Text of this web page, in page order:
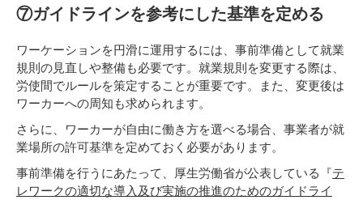
⑦ガイドラインを参考にした基準を定める
ワーケーションを円滑に運用するには、事前準備として就業
規則の見直しや整備も必要です。就業規則を変更する際は、
労使間でルールを策定することが重要です。また、変更後は
ワーカーへの周知も求められます。
さらに、ワーカーが自由に働き方を選べる場合、事業者が就
業場所の許可基準を定めておく必要があります。
事前準備を行うにあたって、厚生労働省が公表している『テ
レワークの適切な導入及び実施の推進のためのガイドライ